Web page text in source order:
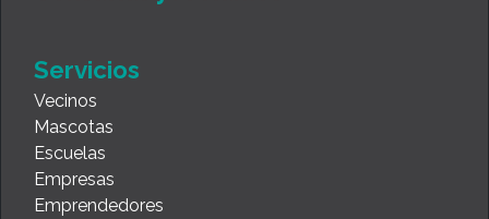
Servicios
Vecinos
Mascotas
Escuelas
Empresas
Emprendedores